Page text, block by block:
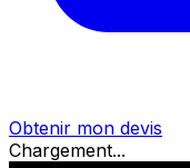
Obtenir mon devis
Chargement...